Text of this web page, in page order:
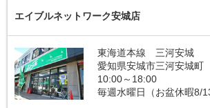
エイブルネットワーク安城店
東海道本線 三河安城
愛知県安城市三河安城
10:00～18:00
毎週水曜日（お盆休暇8/